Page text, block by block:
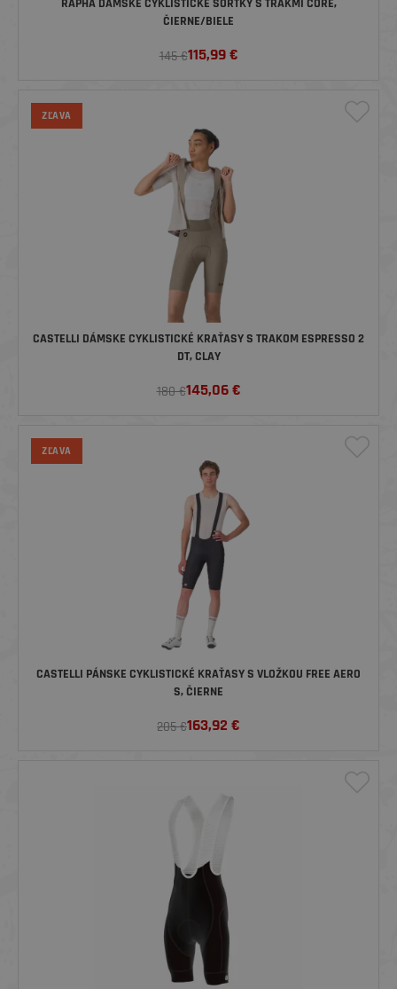
RAPHA DÁMSKE CYKLISTICKÉ ŠORTKY S TRAKMI CORE,
ČIERNE/BIELE
145 €115,99€
ZĽAVA
CASTELLI DÁMSKE CYKLISTICKÉ KRAŤASY S TRAKOM ESPRESSO 2
DT, CLAY
180 €145,06€
ZĽAVA
CASTELLI PÁNSKE CYKLISTICKÉ KRAŤASY S VLOŽKOU FREE AERO
S, ČIERNE
205 €163,92 €